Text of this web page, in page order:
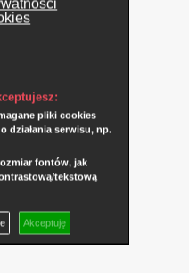
pliki cookies
działania serwisu, np.
fontów, jak
tekstową
Akceptuję